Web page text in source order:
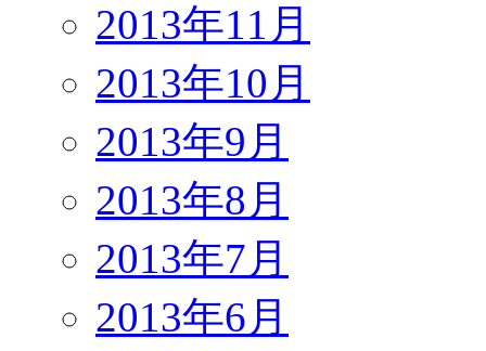
2013年11月
2013年10月
2013年9月
2013年8月
2013年7月
2013年6月